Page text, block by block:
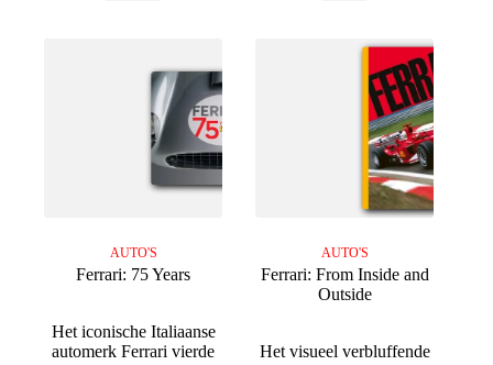
AUTO'S
Ferrari: 75 Years
Het iconische Italiaanse
automerk Ferrari vierde
AUTO'S
Ferrari: From Inside and
Outside
Het visueel verbluffende